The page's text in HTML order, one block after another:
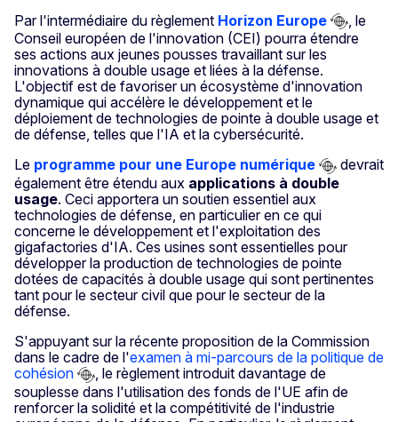
Par l'intermédiaire du règlement Horizon Europe
, le
Conseil européen de l'innovation (CEI) pourra étendre
ses actions aux jeunes pousses travaillant sur les
innovations à double usage et liées à la défense.
L'objectif est de favoriser un écosystème d'innovation
dynamique qui accélère le développement et le
déploiement de technologies de pointe à double usage et
de défense, telles que l'IA et la cybersécurité.
Le programme pour une Europe numérique
devrait
également être étendu aux applications à double
usage. Ceci apportera un soutien essentiel aux
technologies de défense, en particulier en ce qui
concerne le développement et l'exploitation des
gigafactories d'IA. Ces usines sont essentielles pour
développer la production de technologies de pointe
dotées de capacités à double usage qui sont pertinentes
tant pour le secteur civil que pour le secteur de la
défense.
S'appuyant sur la récente proposition de la Commission
dans le cadre de l'examen à mi-parcours de la politique de
cohésion
, le règlement introduit davantage de
souplesse dans l'utilisation des fonds de l'UE afin de
renforcer la solidité et la compétitivité de l'industrie